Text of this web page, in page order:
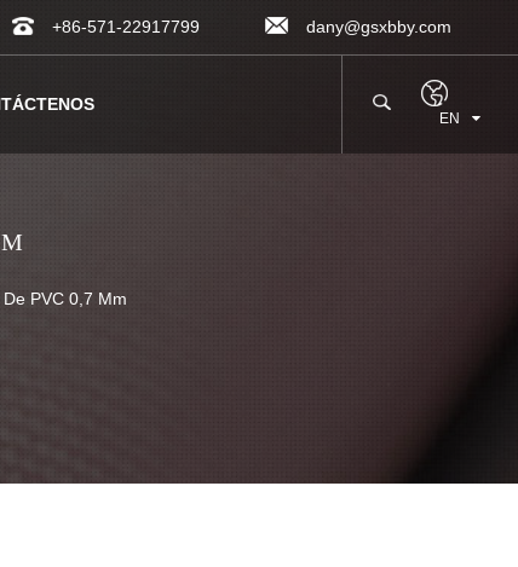
+86-571-22917799 dany@gsxbby.com
EN
PVC 0,7 Mm